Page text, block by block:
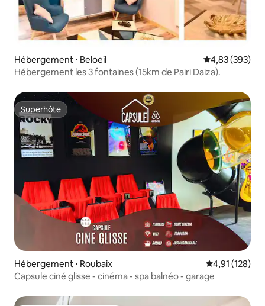
Hébergement ⋅ Beloeil Évaluation
4,83 (393)
Hébergement les 3 fontaines (15km de Pairi Daiza).
Superhôte
Superhôte
Hébergement ⋅ Roubaix Évaluation
4,91 (128)
Capsule ciné glisse - cinéma - spa balnéo - garage